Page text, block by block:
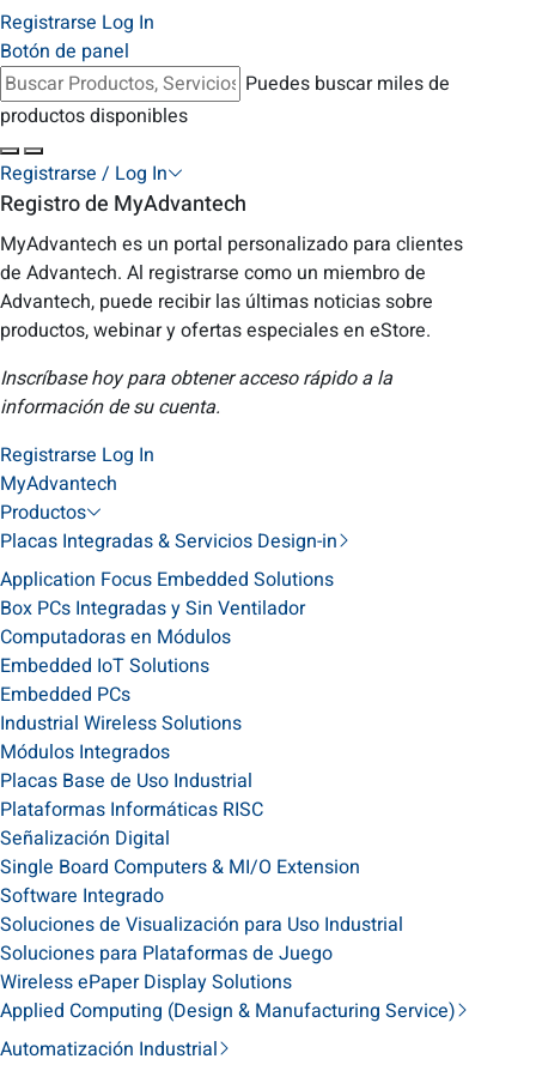
Registrarse Log In
Botón de panel
Puedes buscar miles de
productos disponibles
Registrarse / Log In
Registro de MyAdvantech
MyAdvantech es un portal personalizado para clientes
de Advantech. Al registrarse como un miembro de
Advantech, puede recibir las últimas noticias sobre
productos, webinar y ofertas especiales en eStore.
Inscríbase hoy para obtener acceso rápido a la
información de su cuenta.
Registrarse Log In
MyAdvantech
Productos
Placas Integradas & Servicios Design-in
Application Focus Embedded Solutions
Box PCs Integradas y Sin Ventilador
Computadoras en Módulos
Embedded IoT Solutions
Embedded PCs
Industrial Wireless Solutions
Módulos Integrados
Placas Base de Uso Industrial
Plataformas Informáticas RISC
Señalización Digital
Single Board Computers & MI/O Extension
Software Integrado
Soluciones de Visualización para Uso Industrial
Soluciones para Plataformas de Juego
Wireless ePaper Display Solutions
Applied Computing (Design & Manufacturing Service)
Automatización Industrial